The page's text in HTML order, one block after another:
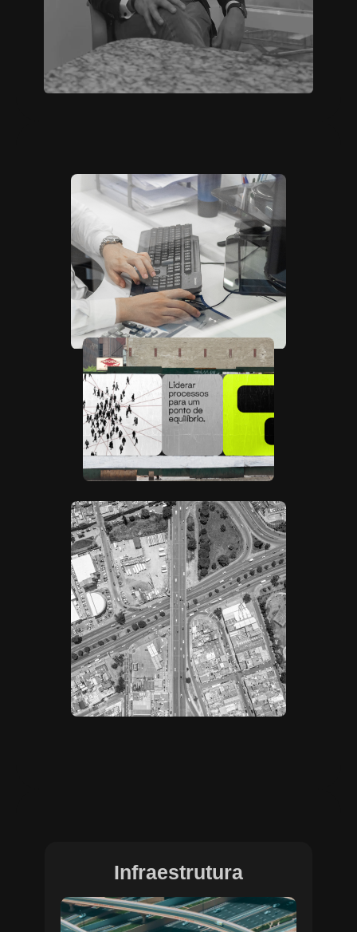
Infraestrutura